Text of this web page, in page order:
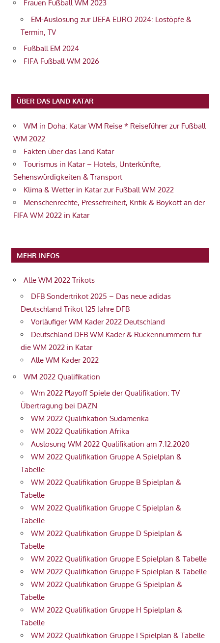
Frauen Fußball WM 2023
EM-Auslosung zur UEFA EURO 2024: Lostöpfe &
Termin, TV
Fußball EM 2024
FIFA Fußball WM 2026
ÜBER DAS LAND KATAR
WM in Doha: Katar WM Reise * Reiseführer zur Fußball
WM 2022
Fakten über das Land Katar
Tourismus in Katar – Hotels, Unterkünfte,
Sehenswürdigkeiten & Transport
Klima & Wetter in Katar zur Fußball WM 2022
Menschenrechte, Pressefreiheit, Kritik & Boykott an der
FIFA WM 2022 in Katar
MEHR INFOS
Alle WM 2022 Trikots
DFB Sondertrikot 2025 – Das neue adidas
Deutschland Trikot 125 Jahre DFB
Vorläufiger WM Kader 2022 Deutschland
Deutschland DFB WM Kader & Rückennummern für
die WM 2022 in Katar
Alle WM Kader 2022
WM 2022 Qualifikation
Wm 2022 Playoff Spiele der Qualifikation: TV
Übertragung bei DAZN
WM 2022 Qualifikation Südamerika
WM 2022 Qualifikation Afrika
Auslosung WM 2022 Qualifikation am 7.12.2020
WM 2022 Qualifikation Gruppe A Spielplan &
Tabelle
WM 2022 Qualifikation Gruppe B Spielplan &
Tabelle
WM 2022 Qualifikation Gruppe C Spielplan &
Tabelle
WM 2022 Qualifikation Gruppe D Spielplan &
Tabelle
WM 2022 Qualifikation Gruppe E Spielplan & Tabelle
WM 2022 Qualifikation Gruppe F Spielplan & Tabelle
WM 2022 Qualifikation Gruppe G Spielplan &
Tabelle
WM 2022 Qualifikation Gruppe H Spielplan &
Tabelle
WM 2022 Qualifikation Gruppe I Spielplan & Tabelle